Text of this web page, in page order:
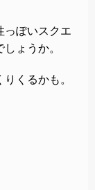
っぽいスクエ
ょうか。
くるかも。